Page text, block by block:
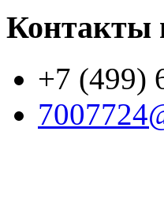
Контакты
+7 (499)